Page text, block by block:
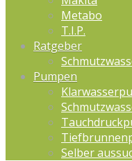
Metabo
T.I.P.
Ratgeber
Pumpen
Selber